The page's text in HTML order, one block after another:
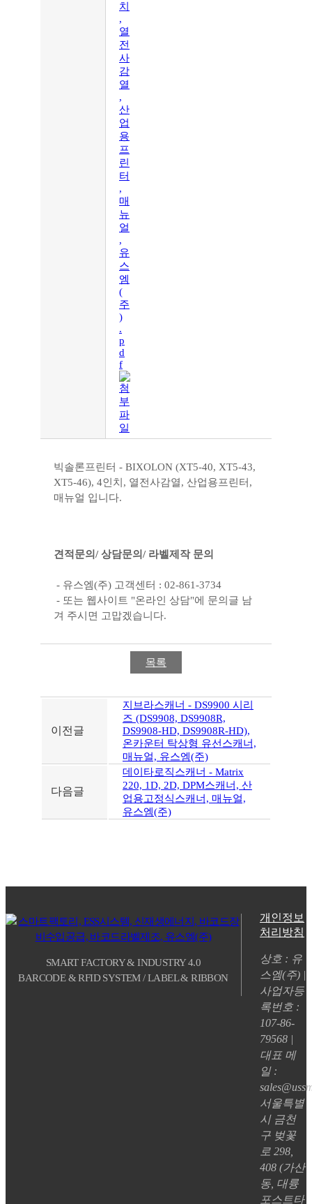
치
,
열
전
사
감
열
,
산
업
용
프
린
터
,
매
뉴
얼
,
유
스
엠
(
주
)
.
p
d
f
빅솔론프린터 - BIXOLON (XT5-40, XT5-43,
XT5-46), 4인치, 열전사감열, 산업용프린터,
매뉴얼 입니다.
견적문의/ 상담문의/ 라벨제작 문의
- 유스엠(주) 고객센터 : 02-861-3734
- 또는 웹사이트 "온라인 상담"에 문의글 남
겨 주시면 고맙겠습니다.
목록
이전글
지브라스캐너 - DS9900 시리
즈 (DS9908, DS9908R,
DS9908-HD, DS9908R-HD),
온카운터 탁상형 유선스캐너,
매뉴얼, 유스엠(주)
다음글
데이타로직스캐너 - Matrix
220, 1D, 2D, DPM스캐너, 산
업용고정식스캐너, 매뉴얼,
유스엠(주)
SMART FACTORY & INDUSTRY 4.0
BARCODE & RFID SYSTEM / LABEL & RIBBON
개인정보
처리방침
상호 : 유
스엠(주) |
사업자등
록번호 :
107-86-
79568 |
대표 메
일 :
서울특별
시 금천
구 벚꽃
로 298,
408 (가산
동, 대륭
포스트타